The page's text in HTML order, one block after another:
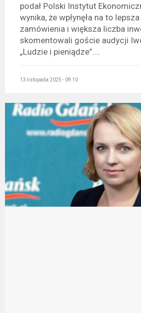
podał Polski Instytut
wynika, że wpłynęła na to
zamówienia i większa liczba
skomentowali goście audycji
„Ludzie i pieniądze”....
13 listopada 2025 - 09:10